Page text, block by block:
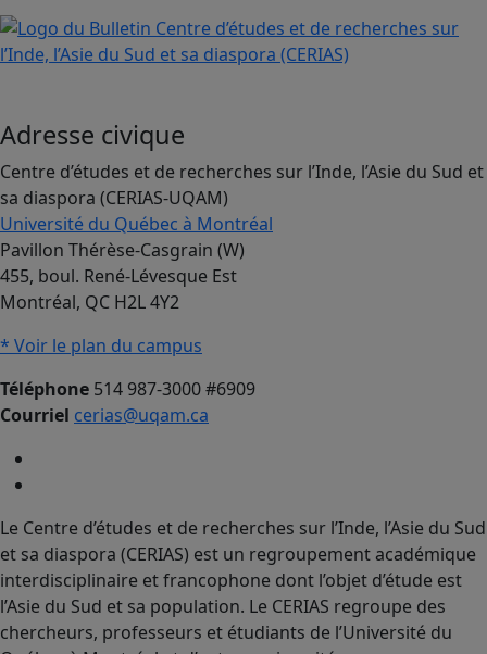
Adresse civique
Centre d’études et de recherches sur l’Inde, l’Asie du Sud et
sa diaspora (CERIAS-UQAM)
Université du Québec à Montréal
Pavillon Thérèse-Casgrain (W)
455, boul. René-Lévesque Est
Montréal, QC H2L 4Y2
* Voir le plan du campus
Téléphone 514 987-3000 #6909
Courriel cerias@uqam.ca
Le Centre d’études et de recherches sur l’Inde, l’Asie du Sud
et sa diaspora (CERIAS) est un regroupement académique
interdisciplinaire et francophone dont l’objet d’étude est
l’Asie du Sud et sa population. Le CERIAS regroupe des
chercheurs, professeurs et étudiants de l’Université du